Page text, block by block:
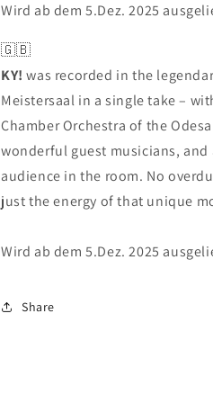
Wird ab dem 5.Dez. 2025
🇬🇧
KY!was recorded in the
Meistersaal in a single take –
Chamber Orchestra of the
wonderful guest musicians, and
audience in the room. No
just the energy of that unique
Wird ab dem 5.Dez. 2025
Share